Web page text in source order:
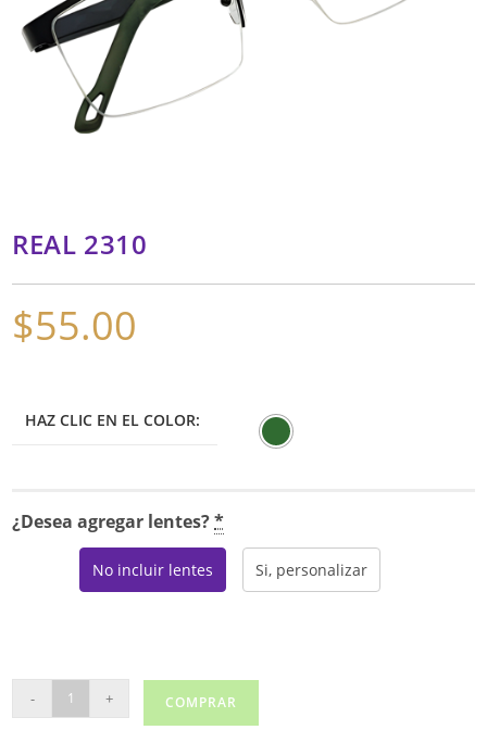
REAL 2310
$55.00
HAZ CLIC EN EL COLOR:
¿Desea agregar lentes?*
No incluir lentes Si, personalizar
2310
- + COMPRAR